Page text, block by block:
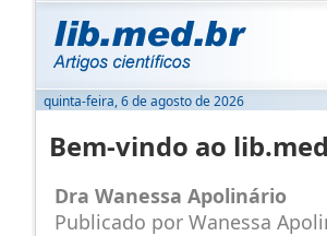
quinta-feira, 6 de agosto de 2026
Bem-vindo ao
Dra Wanessa Apolinário
Publicado por Wanessa